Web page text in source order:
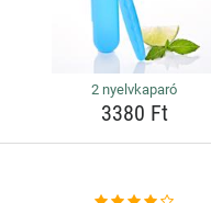
2 nyelvkaparó
3380 Ft